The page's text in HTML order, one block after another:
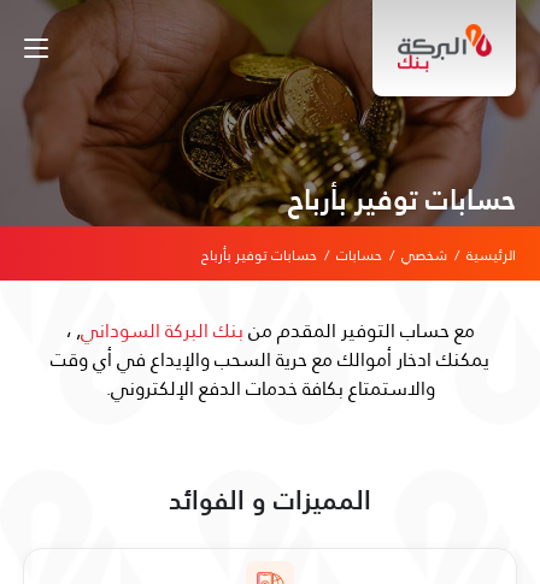
حسابات توفير بأرباح
الرئيسية / شخصي / حسابات / حسابات توفير بأرباح
مع حساب التوفير المقدم منبنك البركة السوداني, ،
يمكنك ادخار أموالك مع حرية السحب والإيداع في أي وقت
والاستمتاع بكافة خدمات الدفع الإلكتروني.
المميزات و الفوائد